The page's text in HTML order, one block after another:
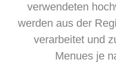
verwendeten
werden aus der
verarbeitet und
Menues je